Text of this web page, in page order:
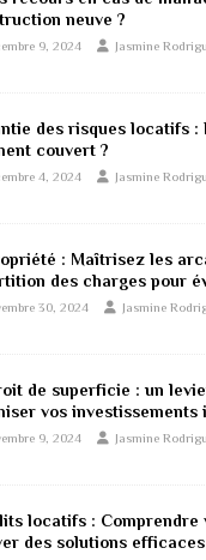
neuve ?
9, 2024 Jasmine
des risques locatifs :
couvert ?
4, 2024 Jasmine
: Maîtrisez les
des charges pour
30, 2024 Jasmine
de superficie : un
vos investissements
9, 2024 Jasmine
locatifs : Comprendre
des solutions efficaces